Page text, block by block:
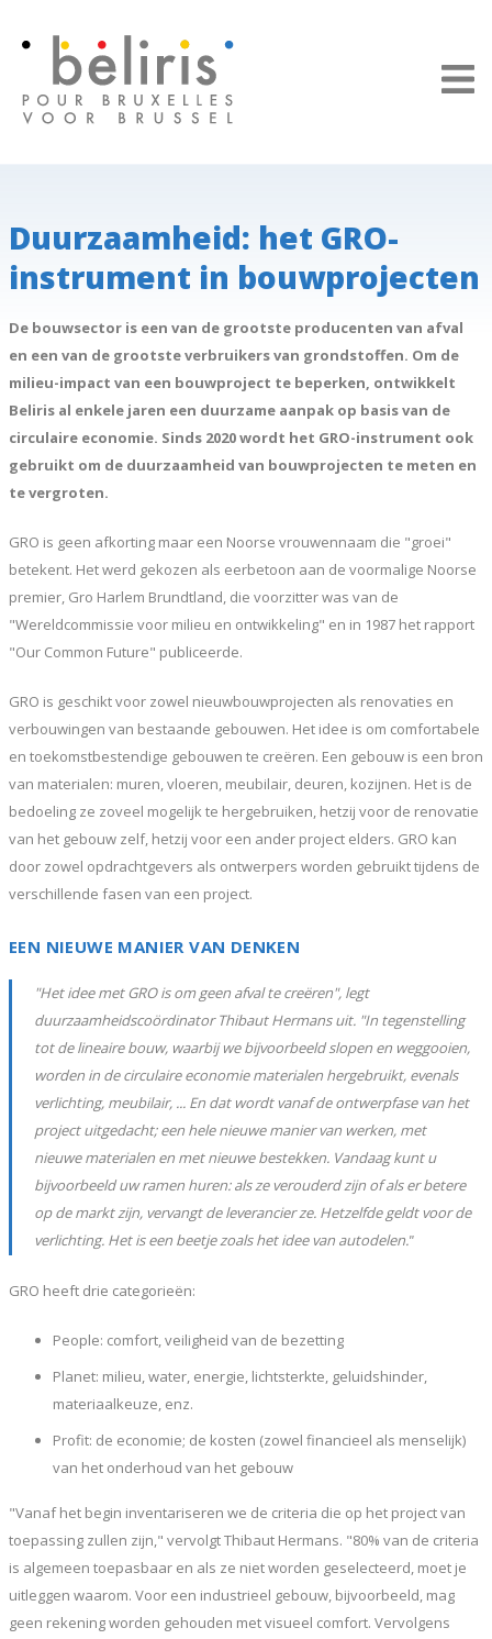
Duurzaamheid: het GRO-
instrument in bouwprojecten
De bouwsector is een van de grootste producenten van afval
en een van de grootste verbruikers van grondstoffen. Om de
milieu-impact van een bouwproject te beperken, ontwikkelt
Beliris al enkele jaren een duurzame aanpak op basis van de
circulaire economie. Sinds 2020 wordt het GRO-instrument ook
gebruikt om de duurzaamheid van bouwprojecten te meten en
te vergroten.
GRO is geen afkorting maar een Noorse vrouwennaam die "groei"
betekent. Het werd gekozen als eerbetoon aan de voormalige Noorse
premier, Gro Harlem Brundtland, die voorzitter was van de
"Wereldcommissie voor milieu en ontwikkeling" en in 1987 het rapport
"Our Common Future" publiceerde.
GRO is geschikt voor zowel nieuwbouwprojecten als renovaties en
verbouwingen van bestaande gebouwen. Het idee is om comfortabele
en toekomstbestendige gebouwen te creëren. Een gebouw is een bron
van materialen: muren, vloeren, meubilair, deuren, kozijnen. Het is de
bedoeling ze zoveel mogelijk te hergebruiken, hetzij voor de renovatie
van het gebouw zelf, hetzij voor een ander project elders. GRO kan
door zowel opdrachtgevers als ontwerpers worden gebruikt tijdens de
verschillende fasen van een project.
EEN NIEUWE MANIER VAN DENKEN
"Het idee met GRO is om geen afval te creëren", legt
duurzaamheidscoördinator Thibaut Hermans uit. "In tegenstelling
tot de lineaire bouw, waarbij we bijvoorbeeld slopen en weggooien,
worden in de circulaire economie materialen hergebruikt, evenals
verlichting, meubilair, ... En dat wordt vanaf de ontwerpfase van het
project uitgedacht; een hele nieuwe manier van werken, met
nieuwe materialen en met nieuwe bestekken. Vandaag kunt u
bijvoorbeeld uw ramen huren: als ze verouderd zijn of als er betere
op de markt zijn, vervangt de leverancier ze. Hetzelfde geldt voor de
verlichting. Het is een beetje zoals het idee van autodelen."
GRO heeft drie categorieën:
People: comfort, veiligheid van de bezetting
Planet: milieu, water, energie, lichtsterkte, geluidshinder,
materiaalkeuze, enz.
Profit: de economie; de kosten (zowel financieel als menselijk)
van het onderhoud van het gebouw
"Vanaf het begin inventariseren we de criteria die op het project van
toepassing zullen zijn," vervolgt Thibaut Hermans. "80% van de criteria
is algemeen toepasbaar en als ze niet worden geselecteerd, moet je
uitleggen waarom. Voor een industrieel gebouw, bijvoorbeeld, mag
geen rekening worden gehouden met visueel comfort. Vervolgens